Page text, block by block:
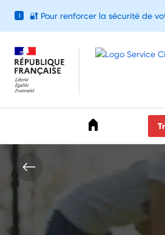
i 🔐 Pour renforcer la sécurité de